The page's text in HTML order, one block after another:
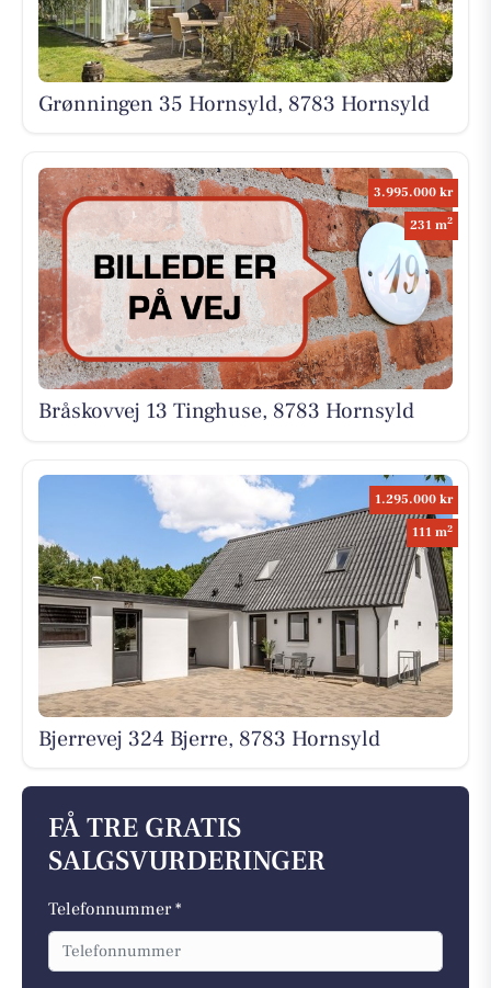
Grønningen 35 Hornsyld, 8783 Hornsyld
3.995.000 kr
231 m2
Bråskovvej 13 Tinghuse, 8783 Hornsyld
1.295.000 kr
111 m2
Bjerrevej 324 Bjerre, 8783 Hornsyld
FÅ TRE GRATIS
SALGSVURDERINGER
Telefonnummer *